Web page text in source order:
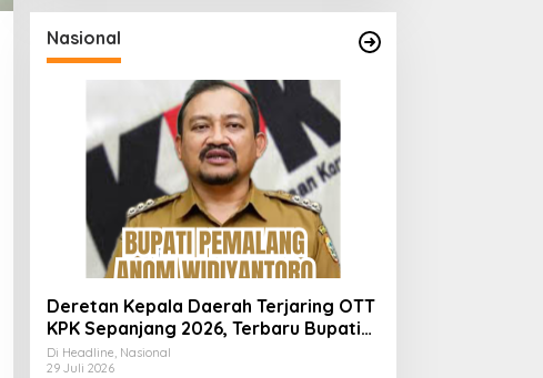
Nasional
Deretan Kepala Daerah Terjaring OTT
KPK Sepanjang 2026, Terbaru Bupati
Pemalang Anom Widiyantoro
Di Headline, Nasional
29 Juli 2026